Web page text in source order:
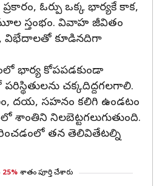
ఓర్పు ఒక్క భార్యకే కాక,
స్తంభం. వివాహ జీవితం
విభేదాలతో కూడినదిగా
భార్య కోపపడకుండా
చక్కదిద్దగలగాలి.
దయ, సహనం కలిగి ఉండటం
శాంతిని నిలబెట్టగలుగుతుంది.
తన తెలివితేటల్ని
25% శాతం పూర్తి చేశారు